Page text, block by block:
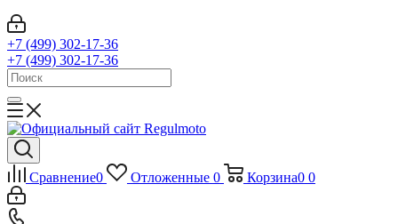
+7 (499) 302-17-36
+7 (499) 302-17-36
Сравнение0 Отложенные 0 Корзина0 0